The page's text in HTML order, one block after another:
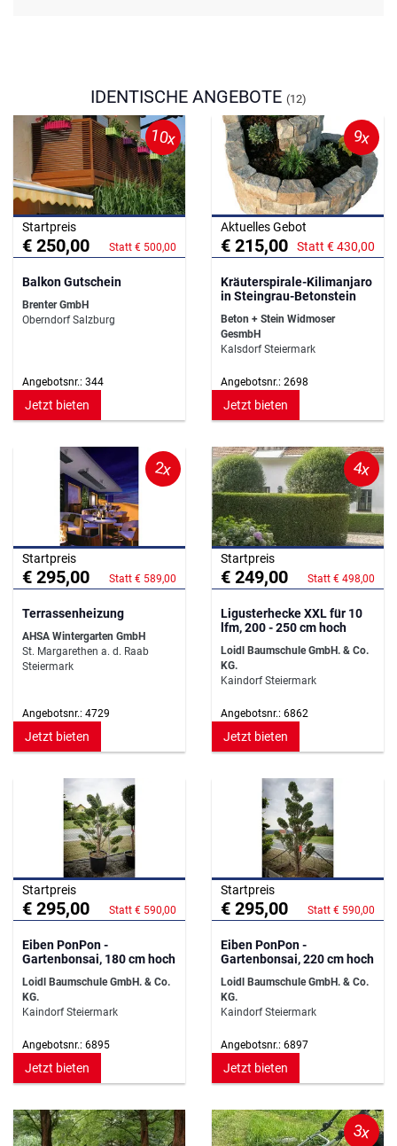
IDENTISCHE ANGEBOTE (12)
10x
Startpreis
€ 250,00 Statt € 500,00
Balkon Gutschein
Brenter GmbH
Oberndorf Salzburg
Angebotsnr.: 344
Jetzt bieten
9x
Aktuelles Gebot
€ 215,00 Statt € 430,00
Kräuterspirale-Kilimanjaro
in Steingrau-Betonstein
Beton + Stein Widmoser
GesmbH
Kalsdorf Steiermark
Angebotsnr.: 2698
Jetzt bieten
2x
Startpreis
€ 295,00 Statt € 589,00
Terrassenheizung
AHSA Wintergarten GmbH
St. Margarethen a. d. Raab
Steiermark
Angebotsnr.: 4729
Jetzt bieten
4x
Startpreis
€ 249,00 Statt € 498,00
Ligusterhecke XXL für 10
lfm, 200 - 250 cm hoch
Loidl Baumschule GmbH. & Co.
KG.
Kaindorf Steiermark
Angebotsnr.: 6862
Jetzt bieten
Startpreis
€ 295,00 Statt € 590,00
Eiben PonPon -
Gartenbonsai, 180 cm hoch
Loidl Baumschule GmbH. & Co.
KG.
Kaindorf Steiermark
Angebotsnr.: 6895
Jetzt bieten
Startpreis
€ 295,00 Statt € 590,00
Eiben PonPon -
Gartenbonsai, 220 cm hoch
Loidl Baumschule GmbH. & Co.
KG.
Kaindorf Steiermark
Angebotsnr.: 6897
Jetzt bieten
3x